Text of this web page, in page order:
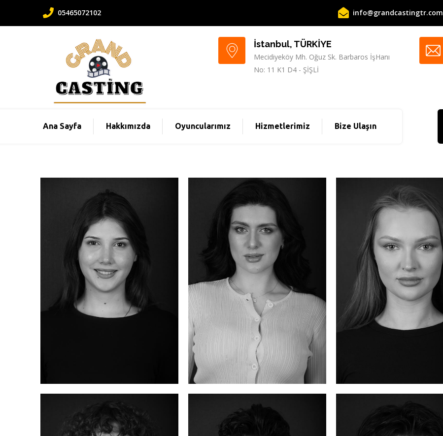
05465072102 info@grandcastingtr.com
İstanbul, TÜRKİYE
Mecidiyeköy Mh. Oğuz Sk. Barbaros İşHanı
No: 11 K1 D4 - ŞİŞLİ
Ana Sayfa Hakkımızda Oyuncularımız Hizmetlerimiz Bize Ulaşın